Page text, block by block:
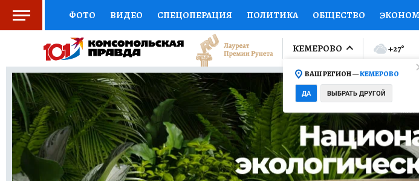
ФОТО ВИДЕО СПЕЦОПЕРАЦИЯ ПОЛИТИКА ОБЩЕСТВО
СОЦПОДДЕРЖКА НАУКА СПОРТ КОЛУМНИСТЫ ПРОИСШЕСТВИЯ
ВЫБОР ЭКСПЕРТОВ ДОКТОР ФИНАНСЫ ОТКРЫВАЕМ МИР Я ЗНАЮ
КНИЖНАЯ ПОЛКА ПРОГНОЗЫ НА СПОРТ ПРОМОКОДЫ СЕРИАЛЫ
ПРЕСС-ЦЕНТР НЕДВИЖИМОСТЬ ТЕЛЕВИЗОР КОНКУРСЫ РАБОТА
РЕКЛАМА ТЕСТЫ НОВОЕ НА САЙТЕ
КЕМЕРОВО
ВАШ РЕГИОН —КЕМЕРОВО
ДА ВЫБРАТЬ ДРУГОЙ
+27°